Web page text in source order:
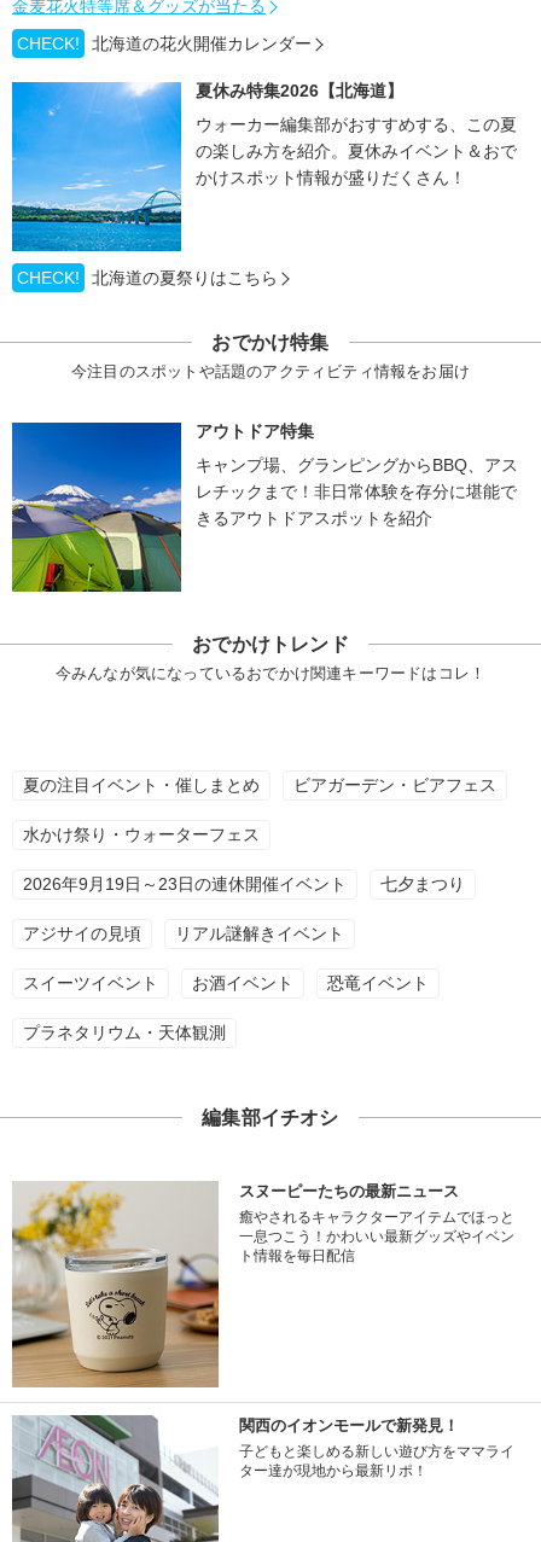
金麦花火特等席＆グッズが当たる
CHECK!
北海道の花火開催カレンダー
夏休み特集2026【北海道】
ウォーカー編集部がおすすめする、この夏
の楽しみ方を紹介。夏休みイベント＆おで
かけスポット情報が盛りだくさん！
CHECK! 北海道の夏祭りはこちら
おでかけ特集
今注目のスポットや話題のアクティビティ情報をお届け
アウトドア特集
キャンプ場、グランピングからBBQ、アス
レチックまで！非日常体験を存分に堪能で
きるアウトドアスポットを紹介
おでかけトレンド
今みんなが気になっているおでかけ関連キーワードはコレ！
夏の注目イベント・催しまとめ ビアガーデン・ビアフェス
水かけ祭り・ウォーターフェス
2026年9月19日～23日の連休開催イベント 七夕まつり
アジサイの見頃 リアル謎解きイベント
スイーツイベント お酒イベント 恐竜イベント
プラネタリウム・天体観測
編集部イチオシ
スヌーピーたちの最新ニュース
癒やされるキャラクターアイテムでほっと
一息つこう！かわいい最新グッズやイベン
ト情報を毎日配信
関西のイオンモールで新発見！
子どもと楽しめる新しい遊び方をママライ
ター達が現地から最新リポ！